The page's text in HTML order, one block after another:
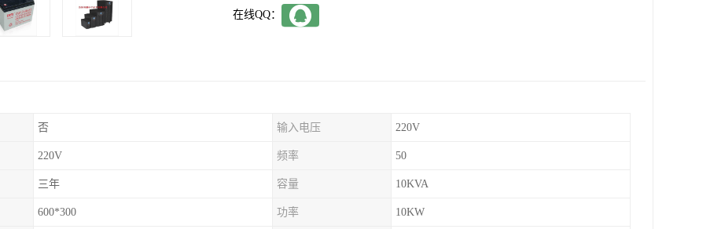
在线QQ：
否 输入电压 220V
220V 频率 50
三年 容量 10KVA
600*300 功率 10KW